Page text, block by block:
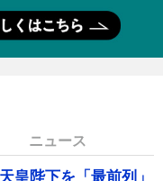
ニュース
皇陛下を「最前列」